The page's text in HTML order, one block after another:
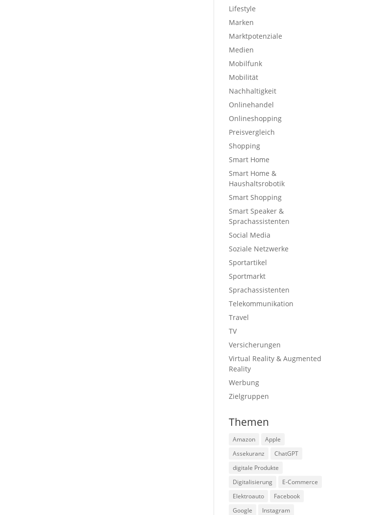
Lifestyle
Marken
Marktpotenziale
Medien
Mobilfunk
Mobilität
Nachhaltigkeit
Onlinehandel
Onlineshopping
Preisvergleich
Shopping
Smart Home
Smart Home &
Haushaltsrobotik
Smart Shopping
Smart Speaker &
Sprachassistenten
Social Media
Soziale Netzwerke
Sportartikel
Sportmarkt
Sprachassistenten
Telekommunikation
Travel
TV
Versicherungen
Virtual Reality & Augmented
Reality
Werbung
Zielgruppen
Themen
Amazon
Apple
Assekuranz
ChatGPT
digitale Produkte
Digitalisierung
E-Commerce
Elektroauto
Facebook
Google
Instagram